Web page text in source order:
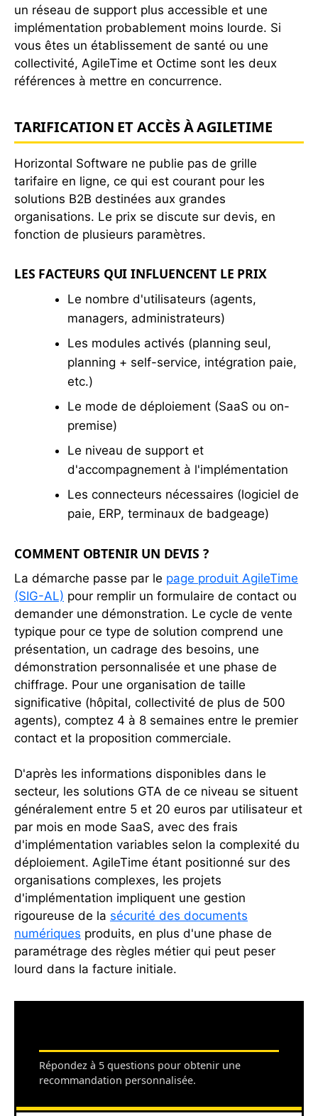
un réseau de support plus accessible et une
implémentation probablement moins lourde. Si
vous êtes un établissement de santé ou une
collectivité, AgileTime et Octime sont les deux
références à mettre en concurrence.
TARIFICATION ET ACCÈS À AGILETIME
Horizontal Software ne publie pas de grille
tarifaire en ligne, ce qui est courant pour les
solutions B2B destinées aux grandes
organisations. Le prix se discute sur devis, en
fonction de plusieurs paramètres.
LES FACTEURS QUI INFLUENCENT LE PRIX
Le nombre d'utilisateurs (agents,
managers, administrateurs)
Les modules activés (planning seul,
planning + self-service, intégration paie,
etc.)
Le mode de déploiement (SaaS ou on-
premise)
Le niveau de support et
d'accompagnement à l'implémentation
Les connecteurs nécessaires (logiciel de
paie, ERP, terminaux de badgeage)
COMMENT OBTENIR UN DEVIS ?
La démarche passe par le page produit AgileTime
(SIG-AL) pour remplir un formulaire de contact ou
demander une démonstration. Le cycle de vente
typique pour ce type de solution comprend une
présentation, un cadrage des besoins, une
démonstration personnalisée et une phase de
chiffrage. Pour une organisation de taille
significative (hôpital, collectivité de plus de 500
agents), comptez 4 à 8 semaines entre le premier
contact et la proposition commerciale.
D'après les informations disponibles dans le
secteur, les solutions GTA de ce niveau se situent
généralement entre 5 et 20 euros par utilisateur et
par mois en mode SaaS, avec des frais
d'implémentation variables selon la complexité du
déploiement. AgileTime étant positionné sur des
organisations complexes, les projets
d'implémentation impliquent une gestion
rigoureuse de la sécurité des documents
numériques produits, en plus d'une phase de
paramétrage des règles métier qui peut peser
lourd dans la facture initiale.
Répondez à 5 questions pour obtenir une
recommandation personnalisée.